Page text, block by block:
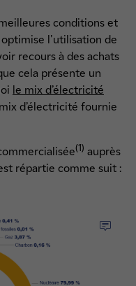
conditions et
optimise l'utilisation de
recours à des achats
cela présente un
le mix d’électricité
d’électricité fournie
(1) auprès
répartie comme suit :